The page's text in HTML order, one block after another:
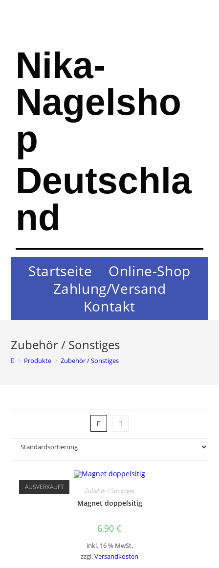
Nika-
Nagelsho
p
Deutschla
nd
Startseite
Online-Shop
Zahlung/Versand
Kontakt
Zubehör / Sonstiges
> Produkte > Zubehör / Sonstiges
AUSVERKAUFT Zubehör / Sonstiges
Magnet doppelsitig
6,90 €
inkl. 16 % MwSt.
zzgl.Versandkosten